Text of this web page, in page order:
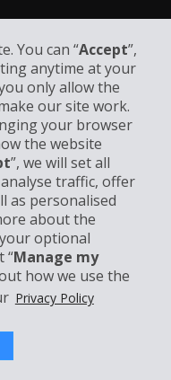
You can “Accept”,
anytime at your
only allow the
our site work.
your browser
the website
”, we will set all
traffic, offer
as personalised
about the
optional
“Manage my
how we use the
Privacy Policy